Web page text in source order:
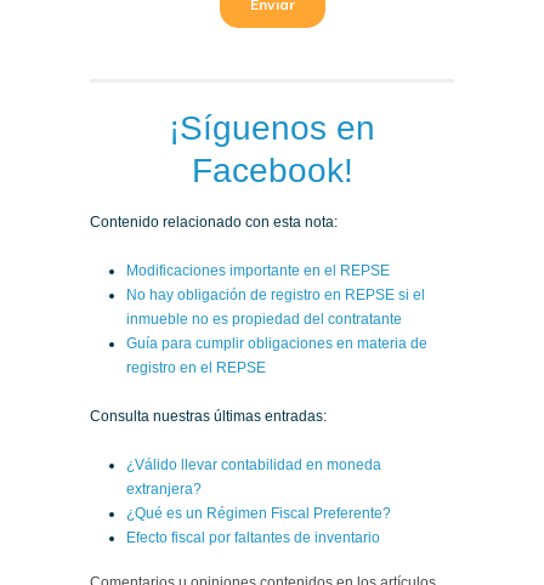
¡Síguenos en
Facebook!
Contenido relacionado con esta nota:
Modificaciones importante en el REPSE
No hay obligación de registro en REPSE si el
inmueble no es propiedad del contratante
Guía para cumplir obligaciones en materia de
registro en el REPSE
Consulta nuestras últimas entradas:
¿Válido llevar contabilidad en moneda
extranjera?
¿Qué es un Régimen Fiscal Preferente?
Efecto fiscal por faltantes de inventario